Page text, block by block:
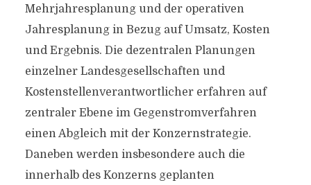
Mehrjahresplanung und der operativen
Jahresplanung in Bezug auf Umsatz, Kosten
und Ergebnis. Die dezentralen Planungen
einzelner Landesgesellschaften und
Kostenstellenverantwortlicher erfahren auf
zentraler Ebene im Gegenstromverfahren
einen Abgleich mit der Konzernstrategie.
Daneben werden insbesondere auch die
innerhalb des Konzerns geplanten